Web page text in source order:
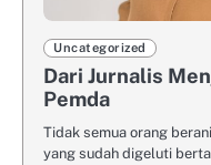
Uncategorized
Dari Jurnalis
Pemda
Tidak semua orang
yang sudah digeluti